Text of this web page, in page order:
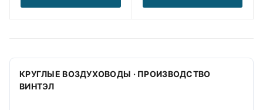
КРУГЛЫЕ ВОЗДУХОВОДЫ · ПРОИЗВОДСТВО
ВИНТЭЛ